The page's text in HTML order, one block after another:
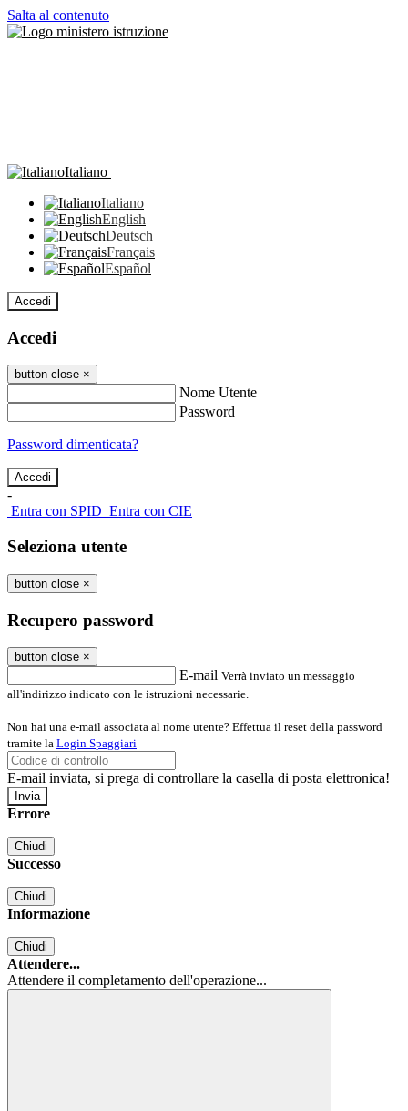
Salta al contenuto
Italiano
Italiano
English
Deutsch
Français
Español
Accedi
Accedi
button close ×
Nome Utente
Password
Password dimenticata?
-
Entra con SPID Entra con CIE
Seleziona utente
button close ×
Recupero password
button close ×
E-mail Verrà inviato un messaggio
all'indirizzo indicato con le istruzioni necessarie.
Non hai una e-mail associata al nome utente? Effettua il reset della password
tramite la Login Spaggiari
E-mail inviata, si prega di controllare la casella di posta elettronica!
Errore
Chiudi
Successo
Chiudi
Informazione
Chiudi
Attendere...
Attendere il completamento dell'operazione...